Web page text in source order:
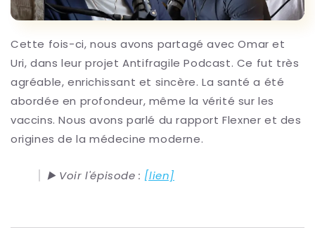
Cette fois-ci, nous avons partagé avec Omar et
Uri, dans leur projet Antifragile Podcast. Ce fut très
agréable, enrichissant et sincère. La santé a été
abordée en profondeur, même la vérité sur les
vaccins. Nous avons parlé du rapport Flexner et des
origines de la médecine moderne.
▶️ Voir l'épisode : [lien]